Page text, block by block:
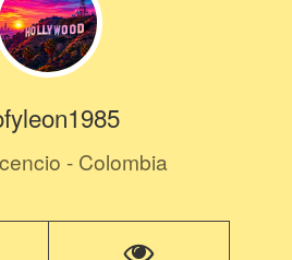
- Colombia